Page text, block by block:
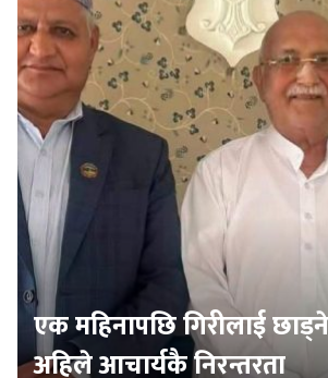
एक महिनापछि गिरीलाई
अहिले आचार्यकै निरन्तरता